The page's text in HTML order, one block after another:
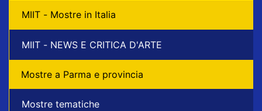
MIIT - Mostre in Italia
MIIT - NEWS E CRITICA D'ARTE
Mostre a Parma e provincia
Mostre tematiche